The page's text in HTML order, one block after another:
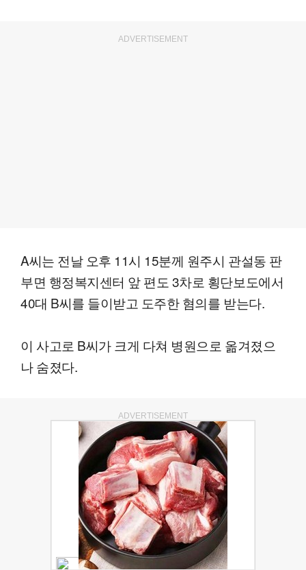
ADVERTISEMENT
A씨는 전날 오후 11시 15분께 원주시 관설동 판
부면 행정복지센터 앞 편도 3차로 횡단보도에서
40대 B씨를 들이받고 도주한 혐의를 받는다.
이 사고로 B씨가 크게 다쳐 병원으로 옮겨졌으
나 숨졌다.
ADVERTISEMENT